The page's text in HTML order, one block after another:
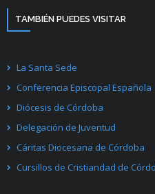
TAMBIÉN PUEDES VISITAR
La Santa Sede
Conferencia Episcopal Española
Diócesis de Córdoba
Delegación de Juventud
Cáritas Diocesana de Córdoba
Cursillos de Cristiandad de